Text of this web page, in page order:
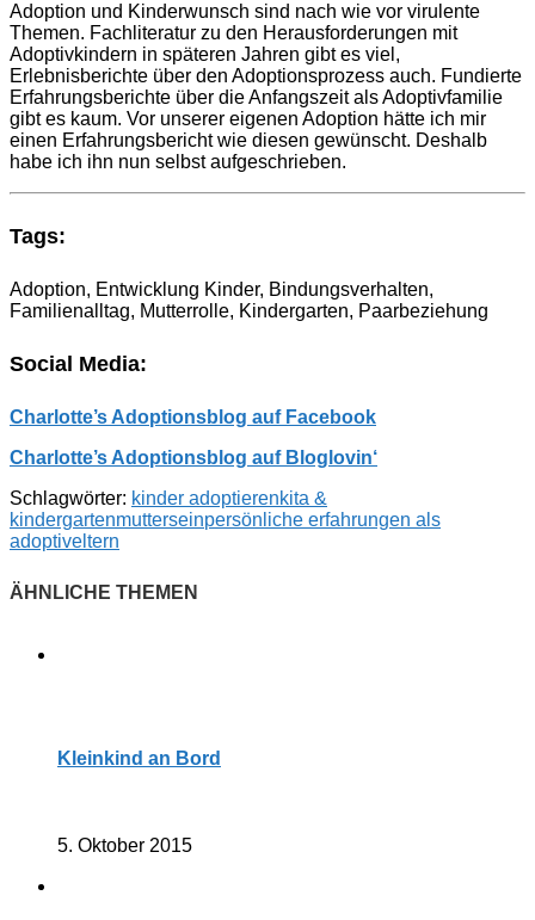
Adoption und Kinderwunsch sind nach wie vor virulente
Themen. Fachliteratur zu den Herausforderungen mit
Adoptivkindern in späteren Jahren gibt es viel,
Erlebnisberichte über den Adoptionsprozess auch. Fundierte
Erfahrungsberichte über die Anfangszeit als Adoptivfamilie
gibt es kaum. Vor unserer eigenen Adoption hätte ich mir
einen Erfahrungsbericht wie diesen gewünscht. Deshalb
habe ich ihn nun selbst aufgeschrieben.
Tags:
Adoption, Entwicklung Kinder, Bindungsverhalten,
Familienalltag, Mutterrolle, Kindergarten, Paarbeziehung
Social Media:
Charlotte’s Adoptionsblog auf Facebook
Charlotte’s Adoptionsblog auf Bloglovin‘
Schlagwörter: kinder adoptierenkita &
kindergartenmutterseinpersönliche erfahrungen als
adoptiveltern
Kleinkind an Bord
5. Oktober 2015